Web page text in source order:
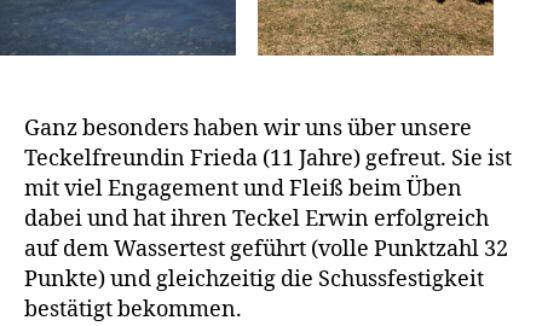
Ganz besonders haben wir uns über unsere
Teckelfreundin Frieda (11 Jahre) gefreut. Sie ist
mit viel Engagement und Fleiß beim Üben
dabei und hat ihren Teckel Erwin erfolgreich
auf dem Wassertest geführt (volle Punktzahl 32
Punkte) und gleichzeitig die Schussfestigkeit
bestätigt bekommen.